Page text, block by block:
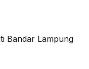
Bandar Lampung